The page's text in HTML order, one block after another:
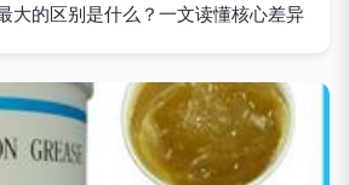
大的区别是什么？一文读懂核心差异